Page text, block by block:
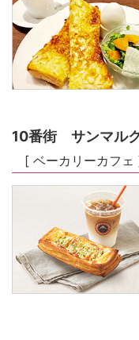
10番街 サンマル
[ ベーカリーカフェ